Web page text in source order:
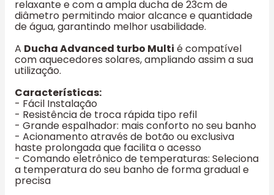
relaxante e com a ampla ducha de 23cm de
diâmetro permitindo maior alcance e quantidade
de água, garantindo melhor usabilidade.
A Ducha Advanced turbo Multi é compatível
com aquecedores solares, ampliando assim a sua
utilização.
Características:
- Fácil Instalação
- Resistência de troca rápida tipo refil
- Grande espalhador: mais conforto no seu banho
- Acionamento através de botão ou exclusiva
haste prolongada que facilita o acesso
- Comando eletrônico de temperaturas: Seleciona
a temperatura do seu banho de forma gradual e
precisa